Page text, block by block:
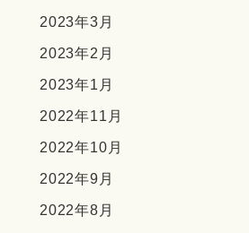
2023年3月
2023年2月
2023年1月
2022年11月
2022年10月
2022年9月
2022年8月